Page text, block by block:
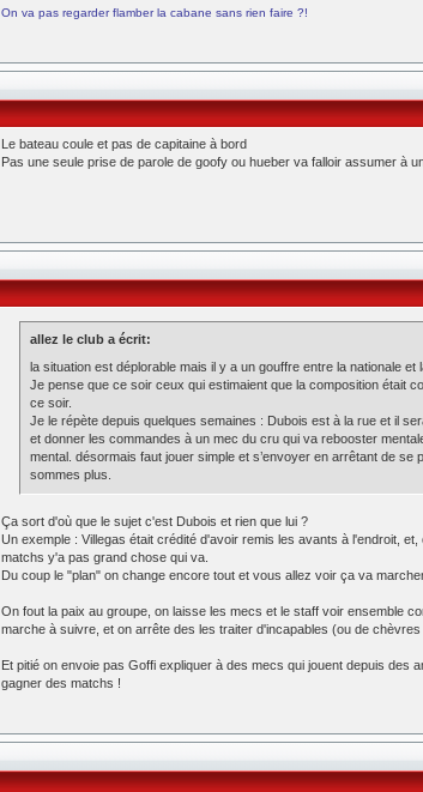
On va pas regarder flamber la cabane sans rien faire ?!
Le bateau coule et pas de capitaine à bord
Pas une seule prise de parole de goofy ou hueber va falloir assumer à
allez le club a écrit:
la situation est déplorable mais il y a un gouffre entre la nationale et
Je pense que ce soir ceux qui estimaient que la composition était
ce soir.
Je le répète depuis quelques semaines : Dubois est à la rue et il
et donner les commandes à un mec du cru qui va rebooster
mental. désormais faut jouer simple et s’envoyer en arrêtant de se
sommes plus.
Ça sort d'où que le sujet c'est Dubois et rien que lui ?
Un exemple : Villegas était crédité d'avoir remis les avants à l'endroit,
matchs y'a pas grand chose qui va.
Du coup le "plan" on change encore tout et vous allez voir ça va
On fout la paix au groupe, on laisse les mecs et le staff voir ensemble
marche à suivre, et on arrête des les traiter d'incapables (ou de chèvres
Et pitié on envoie pas Goffi expliquer à des mecs qui jouent depuis des
gagner des matchs !